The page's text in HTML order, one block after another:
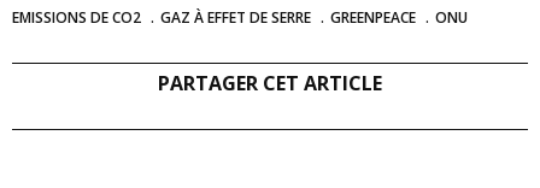
EMISSIONS DE CO2
GAZ À EFFET DE SERRE GREENPEACE ONU
PARTAGER CET ARTICLE